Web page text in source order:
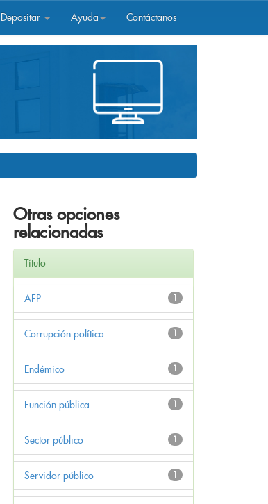
Depositar Ayuda Contáctanos
Otras opciones
relacionadas
Título
1
AFP
1
Corrupción política
1
Endémico
1
Función pública
1
Sector público
1
Servidor público